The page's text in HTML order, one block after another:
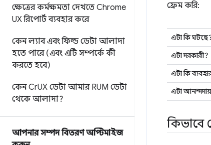
ক্ষেত্রের কর্মক্ষমতা দেখতে Chrome
UX রিপোর্ট ব্যবহার করে
কেন ল্যাব এবং ফিল্ড ডেটা আলাদা
হতে পারে (এবং এটি সম্পর্কে কী
করতে হবে)
কেন CrUX ডেটা আমার RUM ডেটা
থেকে আলাদা?
আপনার সম্পদ বিতরণ অপ্টিমাইজ
ফ্রেম করি:
এটা কি
এটা দরকারী?
এটা কি
এটা
কিভাবে